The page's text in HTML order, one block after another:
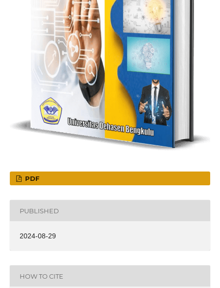
PDF
PUBLISHED
2024-08-29
HOW TO CITE